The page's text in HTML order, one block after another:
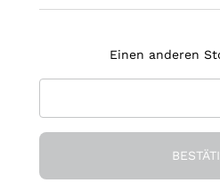
Die Firma
Einen anderen